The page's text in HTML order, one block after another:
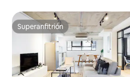
Superanfitrión
Superanfitrión